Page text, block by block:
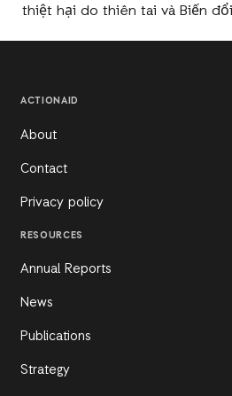
thiệt hại do thiên tai và Biến đổi
ACTIONAID
About
Contact
Privacy policy
RESOURCES
Annual Reports
News
Publications
Strategy